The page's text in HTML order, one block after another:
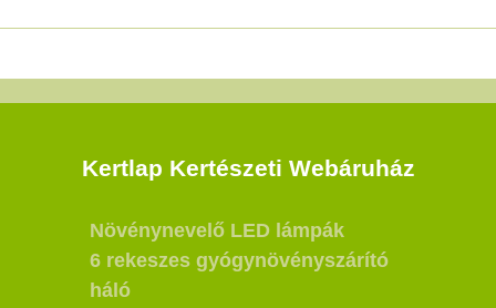
Kertlap Kertészeti Webáruház
Növénynevelő LED lámpák
6 rekeszes gyógynövényszárító
háló